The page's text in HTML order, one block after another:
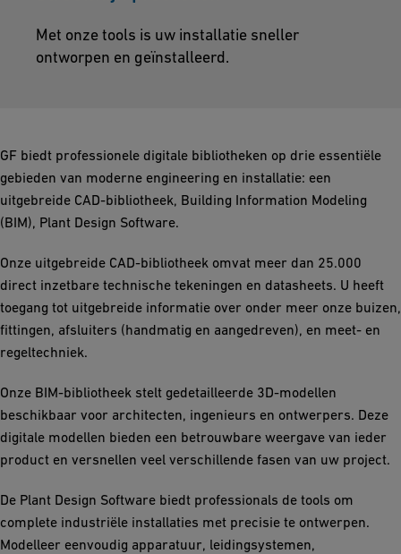
Met onze tools is uw installatie sneller
ontworpen en geïnstalleerd.
GF biedt professionele digitale bibliotheken op drie essentiële
gebieden van moderne engineering en installatie: een
uitgebreide CAD-bibliotheek, Building Information Modeling
(BIM), Plant Design Software.
Onze uitgebreide CAD-bibliotheek omvat meer dan 25.000
direct inzetbare technische tekeningen en datasheets. U heeft
toegang tot uitgebreide informatie over onder meer onze buizen,
fittingen, afsluiters (handmatig en aangedreven), en meet- en
regeltechniek.
Onze BIM-bibliotheek stelt gedetailleerde 3D-modellen
beschikbaar voor architecten, ingenieurs en ontwerpers. Deze
digitale modellen bieden een betrouwbare weergave van ieder
product en versnellen veel verschillende fasen van uw project.
De Plant Design Software biedt professionals de tools om
complete industriële installaties met precisie te ontwerpen.
Modelleer eenvoudig apparatuur, leidingsystemen,